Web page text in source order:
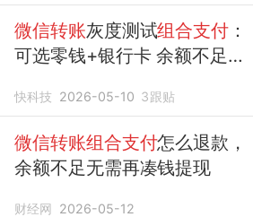
微信转账灰度测试组合支付：
可选零钱+银行卡 余额不足无
快科技 2026-05-10 3跟贴
微信转账组合支付怎么退款，
余额不足无需再凑钱提现
财经网 2026-05-12